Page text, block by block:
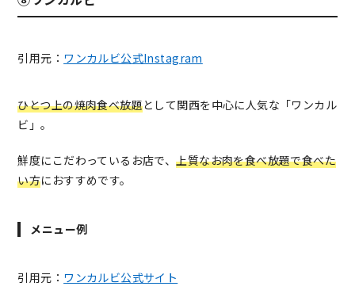
引用元： ワンカルビ公式Instagram
ひとつ上の焼肉食べ放題として関西を中心に人気な「ワンカル
ビ」。
鮮度にこだわっているお店で、上質なお肉を食べ放題で食べた
い方におすすめです。
メニュー例
引用元： ワンカルビ公式サイト